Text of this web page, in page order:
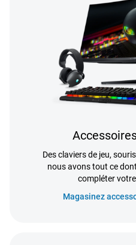
Des claviers de jeu,
nous avons tout ce
compléter
Magasinez